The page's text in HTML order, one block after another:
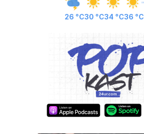
26 °C30 °C34 °C36 °C